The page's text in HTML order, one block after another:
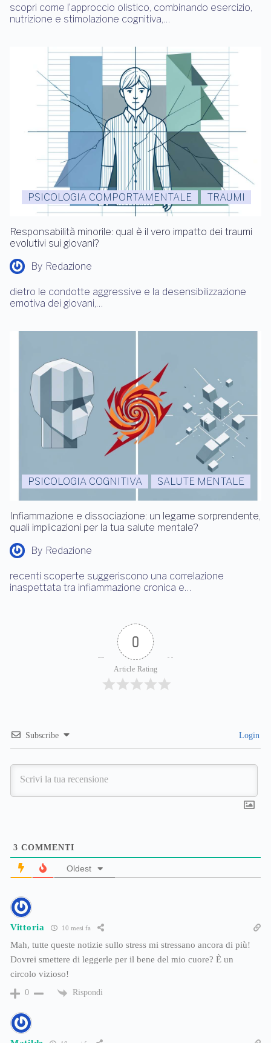
scopri come l’approccio olistico, combinando esercizio,
nutrizione e stimolazione cognitiva,…
PSICOLOGIA COMPORTAMENTALE TRAUMI
Responsabilità minorile: qual è il vero impatto dei traumi
evolutivi sui giovani?
By Redazione
dietro le condotte aggressive e la desensibilizzazione
emotiva dei giovani,…
PSICOLOGIA COGNITIVA SALUTE MENTALE
Infiammazione e dissociazione: un legame sorprendente,
quali implicazioni per la tua salute mentale?
By Redazione
recenti scoperte suggeriscono una correlazione
inaspettata tra infiammazione cronica e…
0
Article Rating
Subscribe Login
3 COMMENTI
Oldest
Vittoria 10 mesi fa
Mah, tutte queste notizie sullo stress mi stressano ancora di più!
Dovrei smettere di leggerle per il bene del mio cuore? È un
circolo vizioso!
0 Rispondi